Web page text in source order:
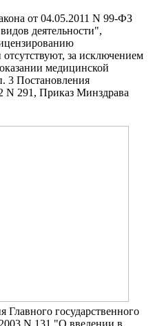
от 04.05.2011 N 99-ФЗ
деятельности",
за исключением
медицинской
3 Постановления
N 291, Приказ Минздрава
Главного государственного